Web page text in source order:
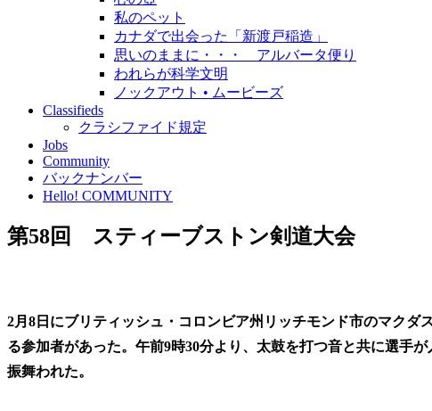
私のペット
カナダで出会った「新渡戸稲造」
思いのままに・・・ アルバータ便り
われらが科学文明
ノックアウト • ムービーズ
Classifieds
クラシファイド規定
Jobs
Community
バックナンバー
Hello! COMMUNITY
第58回 スティーブストン剣道大会
2月8日にブリティッシュ・コロンビア州リッチモンド市のマクダ
る参加者があった。午前9時30分より、太鼓を打つ音と共に選手
振舞われた。